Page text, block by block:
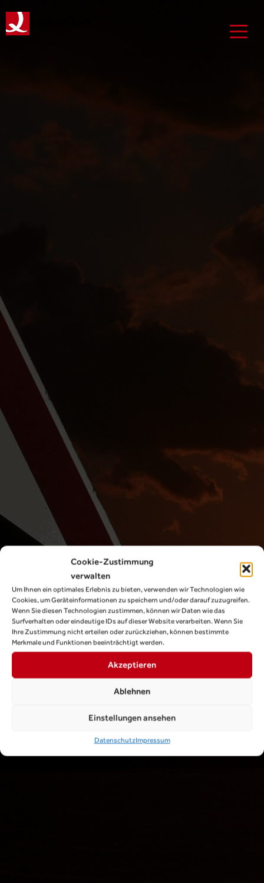
Cookie-Zustimmung
verwalten
Um Ihnen ein optimales Erlebnis zu bieten, verwenden wir Technologien wie
Cookies, um Geräteinformationen zu speichern und/oder darauf zuzugreifen.
Wenn Sie diesen Technologien zustimmen, können wir Daten wie das
Surfverhalten oder eindeutige IDs auf dieser Website verarbeiten. Wenn Sie
Ihre Zustimmung nicht erteilen oder zurückziehen, können bestimmte
Merkmale und Funktionen beeinträchtigt werden.
Akzeptieren
Ablehnen
Einstellungen ansehen
DatenschutzImpressum